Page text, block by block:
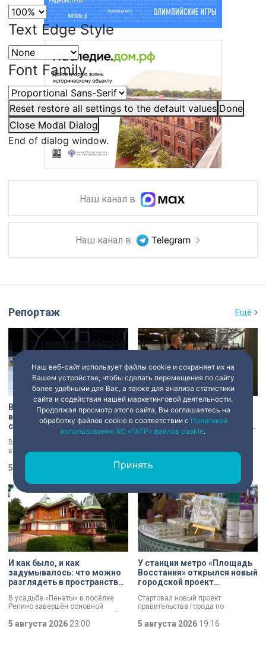
Text Edge Style
Font Family
Reset restore all settings to the default values Done
Close Modal Dialog
End of dialog window.
Наш канал в
Наш канал в
Репортаж Ещё
В Петербурге проходит
всероссийский турнир по
следж-хоккею
В Санкт-Петербурге проходит
всероссийский турнир по следж-
хоккею. Призёры получат не
только медали, но и возможность
участниками чемпионата России
«Лиги героев».
5 августа 2026
Кирилл Поляков посетил
предприятие, которое
производит экипировку для
спортсменов
предпринимателей, чей бизнес
пострадал от крупных пожаров на
складах маркетплейсов.
мер правительству города поручил
губернатор Александр Беглов.
Сегодня об этом заявил вице-
губернатор Кирилл Поляков, во
время визита на одно из
пострадавших предприятий.
Компания шьет экипировку для
спортсменов и крупных
корпораций. Производитель
спортивной одежды потерял товар
почти на 10 миллионов рублей.
5 августа 2026
И как было, и как
задумывалось: что можно
разглядеть в пространствах
В усадьбе «Пенаты» в посёлке
Репино завершён основной
комплекс реставрационных работ.
И впервые за 60 лет в музее
готовы показать свободные от
5 августа 2026 23:00
У станции метро «Площадь
Восстания» открылся новый
городской проект
Стартовал новый проект
правительства города по
«Петербургский сувенир». Его
задача — помочь локальным
5 августа 2026 19:16
Наш веб-сайт использует файлы cookie и сохраняет их на
Вашем устройстве, чтобы сделать перемещения по сайту
более удобными для Вас, а также для анализа статистики
сайта и содействия нашей маркетинговой деятельности.
Продолжая просмотр этого сайта, Вы соглашаетесь на
обработку файлов cookie в соответствии с Политикой
использования АО «ГАТР» файлов cookie.
Принять